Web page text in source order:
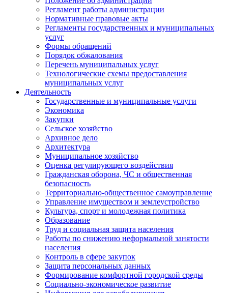
Регламент работы администрации
Нормативные правовые акты
Регламенты государственных и муниципальных
услуг
Формы обращений
Порядок обжалования
Перечень муниципальных услуг
Технологические схемы предоставления
муниципальных услуг
Деятельность
Государственные и муниципальные услуги
Экономика
Закупки
Сельское хозяйство
Архивное дело
Архитектура
Муниципальное хозяйство
Оценка регулирующего воздействия
Гражданская оборона, ЧС и общественная
безопасность
Территориально-общественное самоуправление
Управление имуществом и землеустройство
Культура, спорт и молодежная политика
Образование
Труд и социальная защита населения
Работы по снижению неформальной занятости
населения
Контроль в сфере закупок
Защита персональных данных
Формирование комфортной городской среды
Социально-экономическое развитие